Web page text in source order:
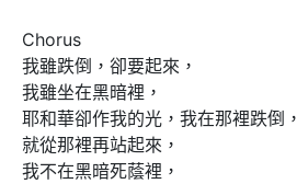
Chorus
我雖跌倒，卻要起來，
我雖坐在黑暗裡，
耶和華卻作我的光，我在那裡跌倒，
就從那裡再站起來，
我不在黑暗死蔭裡，